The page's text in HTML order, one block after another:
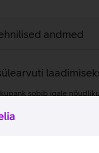
andmed
sobib igale
telefone,
W
hoidmiseks. Nutikas
seadmele.
mis teeb